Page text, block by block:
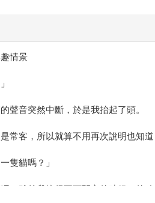
情景
聲音突然中斷，於是我抬起了頭。
是常客，所以就算不用再次說明也
隻貓嗎？」
呢。雖然我忙得不可開交的時候，的